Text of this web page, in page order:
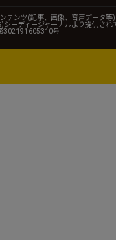
テンツ(記事、画像、音声データ
ーディージャーナルより提供され
302191605310号